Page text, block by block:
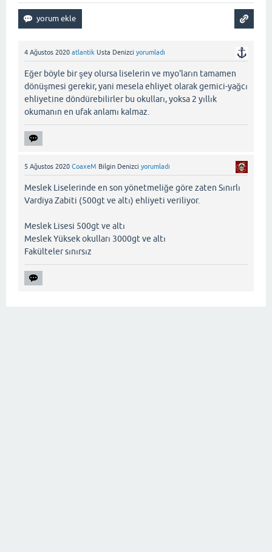
4 Ağustos 2020 atlantik Usta Denizci yorumladı
Eğer böyle bir şey olursa liselerin ve myo'ların tamamen
dönüşmesi gerekir, yani mesela ehliyet olarak gemici-yağcı
ehliyetine döndürebilirler bu okulları, yoksa 2 yıllık
okumanın en ufak anlamı kalmaz.
5 Ağustos 2020 CoaxeM Bilgin Denizci yorumladı
Meslek Liselerinde en son yönetmeliğe göre zaten Sınırlı
Vardiya Zabiti (500gt ve altı) ehliyeti veriliyor.
Meslek Lisesi 500gt ve altı
Meslek Yüksek okulları 3000gt ve altı
Fakülteler sınırsız